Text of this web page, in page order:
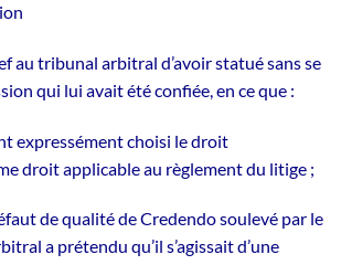
au tribunal arbitral d’avoir statué sans se
qui lui avait été confiée, en ce que :
expressément choisi le droit
droit applicable au règlement du litige ;
de qualité de Credendo soulevé par le
a prétendu qu’il s’agissait d’une